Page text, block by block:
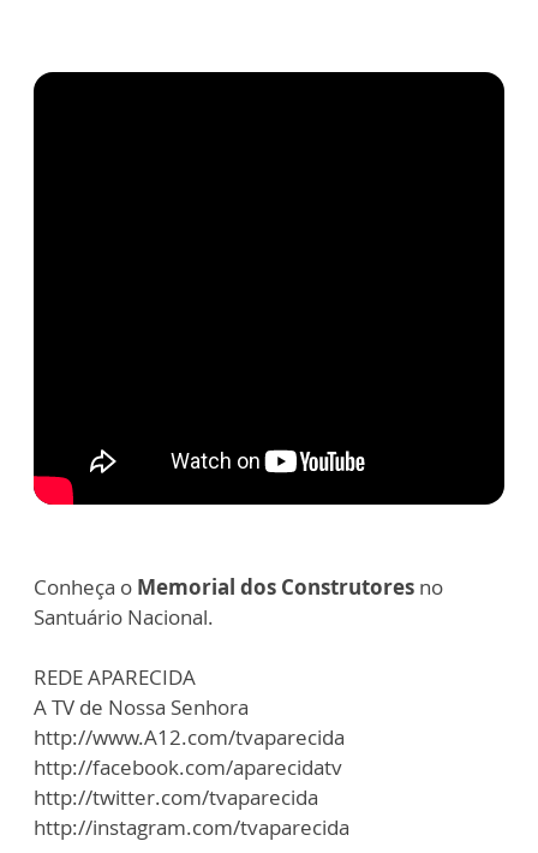
Conheça o Memorial dos Construtores no
Santuário Nacional.
REDE APARECIDA
A TV de Nossa Senhora
http://www.A12.com/tvaparecida
http://facebook.com/aparecidatv
http://twitter.com/tvaparecida
http://instagram.com/tvaparecida